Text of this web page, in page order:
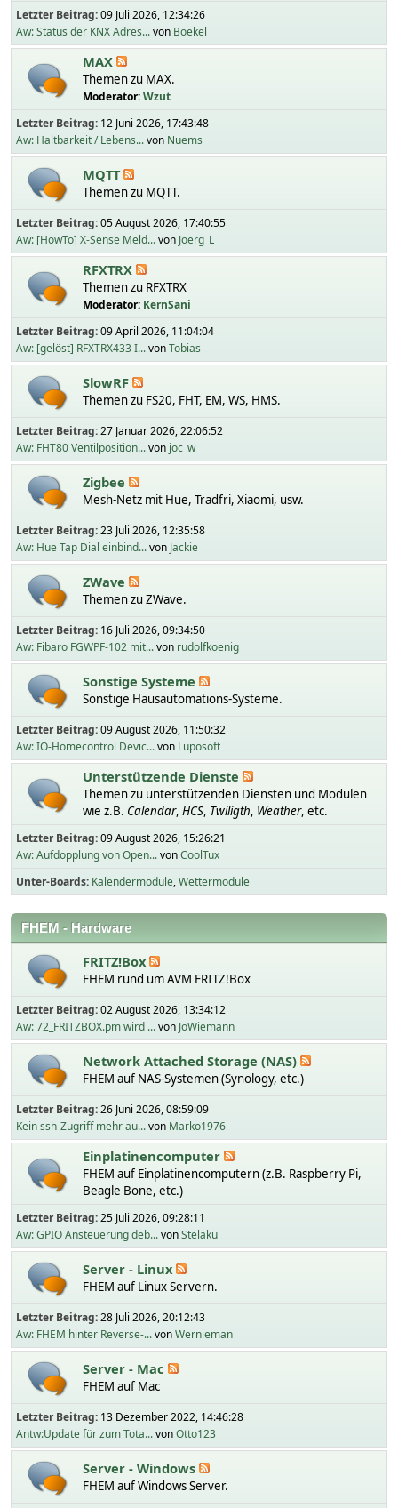
Letzter Beitrag:09 Juli 2026, 12:34:26
Aw: Status der KNX Adres...von Boekel
MAX
Themen zu MAX.
Moderator:Wzut
Letzter Beitrag: 12 Juni 2026, 17:43:48
Aw: Haltbarkeit / Lebens...von Nuems
MQTT
Themen zu MQTT.
Letzter Beitrag:05 August 2026, 17:40:55
Aw: [HowTo] X-Sense Meld...von Joerg_L
RFXTRX
Themen zu RFXTRX
Moderator: KernSani
Letzter Beitrag:09 April 2026, 11:04:04
Aw: [gelöst] RFXTRX433 I...vonTobias
SlowRF
Themen zu FS20, FHT, EM, WS, HMS.
Letzter Beitrag:27 Januar 2026, 22:06:52
Aw: FHT80 Ventilposition...von joc_w
Zigbee
Mesh-Netz mit Hue, Tradfri, Xiaomi, usw.
Letzter Beitrag:23 Juli 2026, 12:35:58
Aw: Hue Tap Dial einbind...von Jackie
ZWave
Themen zu ZWave.
Letzter Beitrag: 16 Juli 2026, 09:34:50
Aw: Fibaro FGWPF-102 mit...von rudolfkoenig
Sonstige Systeme
Sonstige Hausautomations-Systeme.
Letzter Beitrag:09 August 2026, 11:50:32
Aw: IO-Homecontrol Devic...von Luposoft
Unterstützende Dienste
Themen zu unterstützenden Diensten und Modulen
wie z.B. Calendar, HCS, Twiligth, Weather, etc.
Letzter Beitrag:09 August 2026, 15:26:21
Aw: Aufdopplung von Open...vonCoolTux
Unter-Boards Kalendermodule Wettermodule
FHEM - Hardware
FRITZ!Box
FHEM rund um AVM FRITZ!Box
Letzter Beitrag:02 August 2026, 13:34:12
Aw: 72_FRITZBOX.pm wird ...von JoWiemann
Network Attached Storage (NAS)
FHEM auf NAS-Systemen (Synology, etc.)
Letzter Beitrag:26 Juni 2026, 08:59:09
Kein ssh-Zugriff mehr au...von Marko1976
Einplatinencomputer
FHEM auf Einplatinencomputern (z.B. Raspberry Pi,
Beagle Bone, etc.)
Letzter Beitrag:25 Juli 2026, 09:28:11
Aw: GPIO Ansteuerung deb...vonStelaku
Server - Linux
FHEM auf Linux Servern.
Letzter Beitrag:28 Juli 2026, 20:12:43
Aw: FHEM hinter Reverse-...vonWernieman
Server - Mac
FHEM auf Mac
Letzter Beitrag: 13 Dezember 2022, 14:46:28
Antw:Update für zum Tota...vonOtto123
Server - Windows
FHEM auf Windows Server.